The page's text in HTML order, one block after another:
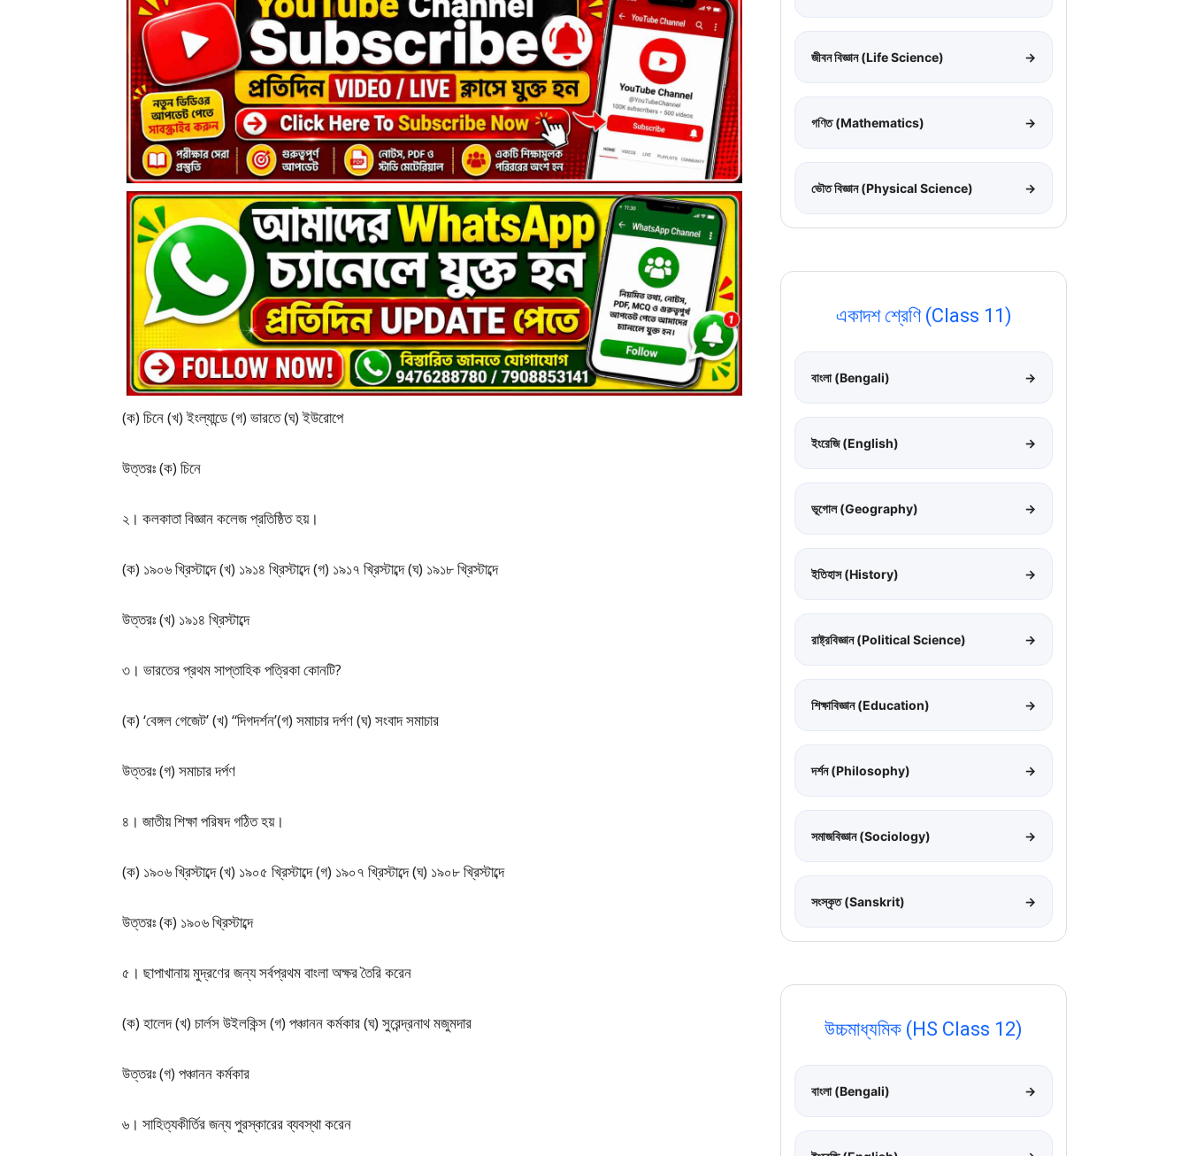
(ক) চিনে (খ) ইংল্যান্ডে (গ) ভারতে (ঘ) ইউরোপে
উত্তরঃ (ক) চিনে
২। কলকাতা বিজ্ঞান কলেজ প্রতিষ্ঠিত হয়।
(ক) ১৯০৬ খ্রিস্টাব্দে (খ) ১৯১৪ খ্রিস্টাব্দে (গ) ১৯১৭ খ্রিস্টাব্দে (ঘ) ১৯১৮ খ্রিস্টাব্দে
উত্তরঃ (খ) ১৯১৪ খ্রিস্টাব্দে
৩। ভারতের প্রথম সাপ্তাহিক পত্রিকা কোনটি?
(ক) ‘বেঙ্গল গেজেট’ (খ) “দিগদর্শন’(গ) সমাচার দর্পণ (ঘ) সংবাদ সমাচার
উত্তরঃ (গ) সমাচার দর্পণ
৪। জাতীয় শিক্ষা পরিষদ গঠিত হয়।
(ক) ১৯০৬ খ্রিস্টাব্দে (খ) ১৯০৫ খ্রিস্টাব্দে (গ) ১৯০৭ খ্রিস্টাব্দে (ঘ) ১৯০৮ খ্রিস্টাব্দে
উত্তরঃ (ক) ১৯০৬ খ্রিস্টাব্দে
৫। ছাপাখানায় মুদ্রণের জন্য সর্বপ্রথম বাংলা অক্ষর তৈরি করেন
(ক) হালেদ (খ) চার্লস উইলকিন্স (গ) পঞ্চানন কর্মকার (ঘ) সুরেন্দ্রনাথ মজুমদার
উত্তরঃ (গ) পঞ্চানন কর্মকার
৬। সাহিত্যকীর্তির জন্য পুরস্কারের ব্যবস্থা করেন
জীবন বিজ্ঞান (Life Science) →
গণিত (Mathematics) →
ভৌত বিজ্ঞান (Physical Science) →
একাদশ শ্রেণি (Class 11)
বাংলা (Bengali) →
ইংরেজি (English) →
ভূগোল (Geography) →
ইতিহাস (History) →
রাষ্ট্রবিজ্ঞান (Political Science) →
শিক্ষাবিজ্ঞান (Education) →
দর্শন (Philosophy) →
সমাজবিজ্ঞান (Sociology) →
সংস্কৃত (Sanskrit) →
উচ্চমাধ্যমিক (HS Class 12)
বাংলা (Bengali) →